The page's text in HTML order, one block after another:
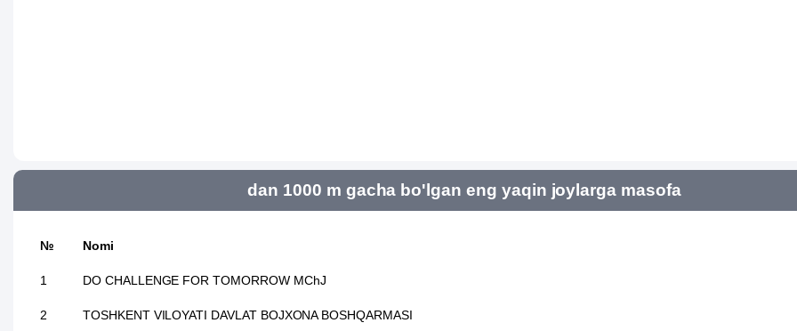
dan 1000 m gacha bo'lgan eng yaqin joylarga masofa
№ Nomi
1 DO CHALLENGE FOR TOMORROW MChJ
2 TOSHKENT VILOYATI DAVLAT BOJXONA BOSHQARMASI